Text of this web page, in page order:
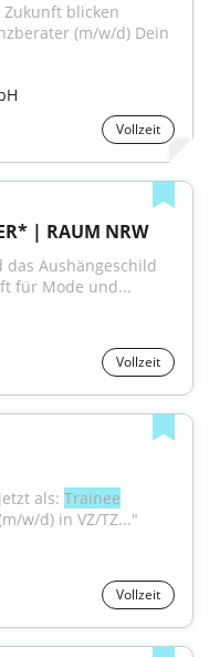
blicken
Vollzeit
| RAUM NRW
das Aushängeschild
für Mode und...
Vollzeit
als: Trainee
w/d) in VZ/TZ..."
Vollzeit